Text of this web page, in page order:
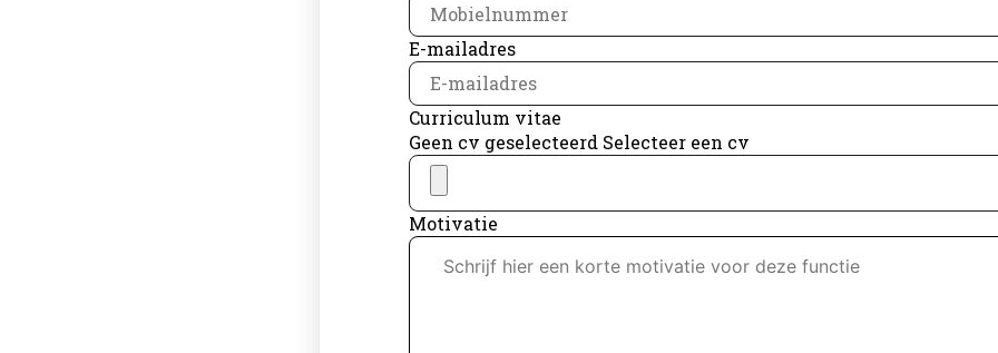
E-mailadres
Curriculum vitae
Geen cv geselecteerd Selecteer een cv
Motivatie